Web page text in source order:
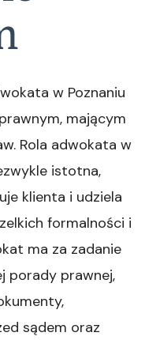
w Poznaniu
mającym
Rola adwokata w
istotna,
klienta i udziela
formalności i
ma za zadanie
porady prawnej,
sądem oraz